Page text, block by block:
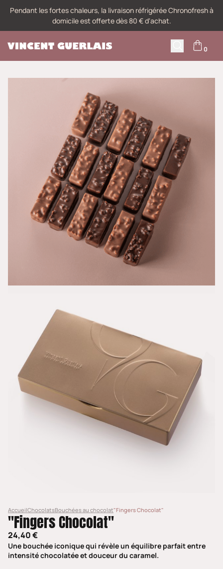
Pendant les fortes chaleurs, la livraison réfrigérée Chronofresh à
domicile est offerte dès 80 € d'achat.
0
AccueilChocolatsBouchées au chocolat"Fingers Chocolat"
"Fingers Chocolat"
24,40 €
Une bouchée iconique qui révèle un équilibre parfait entre
intensité chocolatée et douceur du caramel.